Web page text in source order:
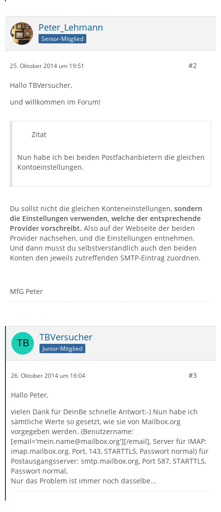
Peter_Lehmann
Senior-Mitglied
25. Oktober 2014 um 19:51 #2
Hallo TBVersucher,
und willkommen im Forum!
Zitat
Nun habe ich bei beiden Postfachanbietern die gleichen
Kontoeinstellungen.
Du sollst nicht die gleichen Konteneinstellungen, sondern
die Einstellungen verwenden, welche der entsprechende
Provider vorschreibt. Also auf der Webseite der beiden
Provider nachsehen, und die Einstellungen entnehmen.
Und dann musst du selbstverständlich auch den beiden
Konten den jeweils zutreffenden SMTP-Eintrag zuordnen.
MfG Peter
TBVersucher
Junior-Mitglied
26. Oktober 2014 um 16:04 #3
Hallo Peter,
vielen Dank für DeinBe schnelle Antwort:-) Nun habe ich
sämtliche Werte so gesetzt, wie sie von Mailbox.org
vorgegeben werden. (Benutzername:
[email='mein.name@mailbox.org'][/email], Server für IMAP:
imap.mailbox.org, Port, 143, STARTTLS, Passwort normal) für
Postausgangsserver: smtp.mailbox.org, Port 587, STARTTLS,
Passwort normal,
Nur das Problem ist immer noch dasselbe...